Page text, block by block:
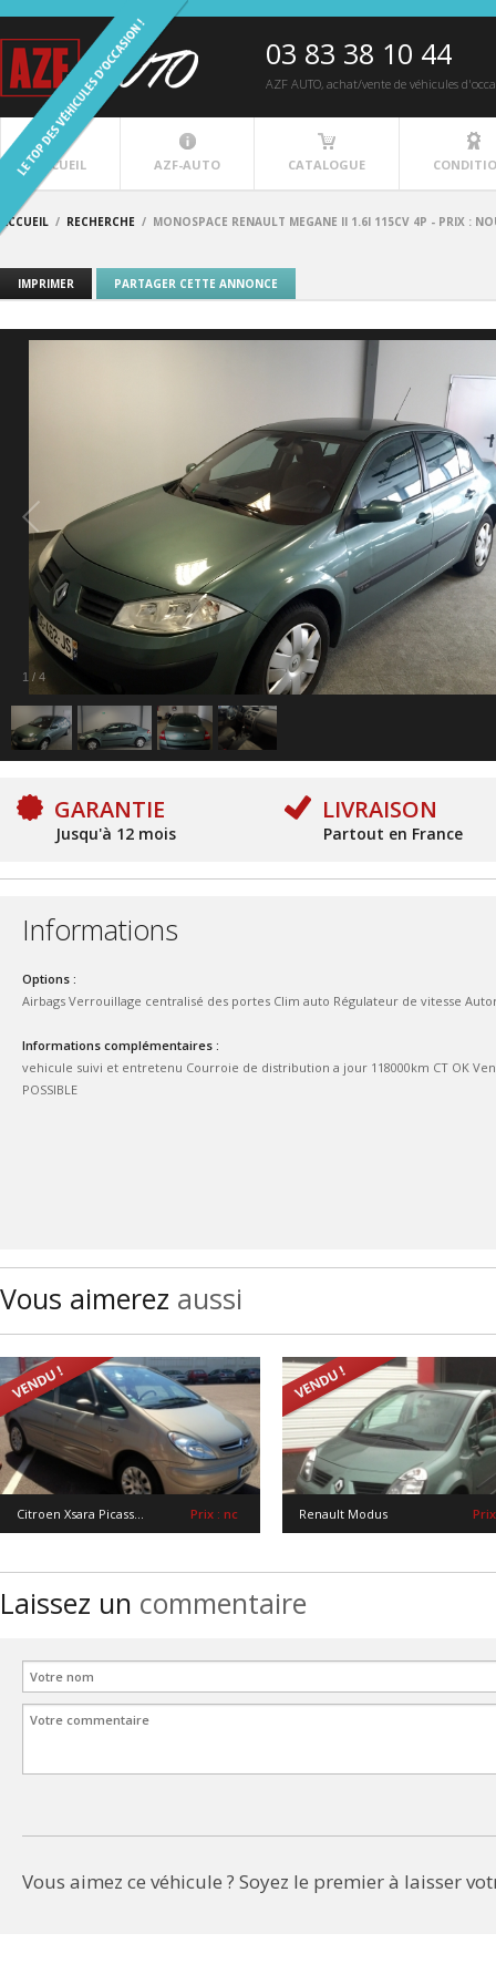
03 83 38 10 44
AZF AUTO, achat/vente de véhicules
ACCUEIL AZF-AUTO CATALOGUE
ACCUEIL / RECHERCHE / MONOSPACE RENAULT MEGANE II 1.6I 115CV 4P - PRIX :
IMPRIMER PARTAGER CETTE ANNONCE
1 / 4
GARANTIE
Jusqu'à 12 mois
LIVRAISON
Partout en France
Informations
Options :
Airbags Verrouillage centralisé des portes Clim auto Régulateur de vitesse
Informations complémentaires :
vehicule suivi et entretenu Courroie de distribution a jour 118000km CT OK
POSSIBLE
Vous aimerez aussi
Citroen Xsara Picass... Prix : nc Renault Modus
Laissez un commentaire
Vous aimez ce véhicule ? Soyez le premier à laisser